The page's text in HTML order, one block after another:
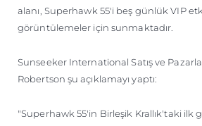
alanı, Superhawk 55'i beş günlük VIP
görüntülemeler için sunmaktadır.
Sunseeker International Satış ve
Robertson şu açıklamayı yaptı:
"Superhawk 55'in Birleşik Krallık'taki ilk